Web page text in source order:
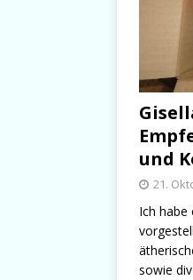
und
21.
Ich habe
sowie